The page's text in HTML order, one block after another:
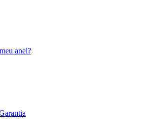
anel?